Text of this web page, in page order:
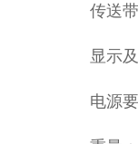
传送
显示
电源